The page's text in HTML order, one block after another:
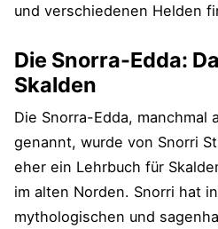
und verschiedenen Helden
Die Snorra-Edda:
Skalden
Die Snorra-Edda, manchmal
genannt, wurde von Snorri
eher ein Lehrbuch für
im alten Norden. Snorri hat
mythologischen und